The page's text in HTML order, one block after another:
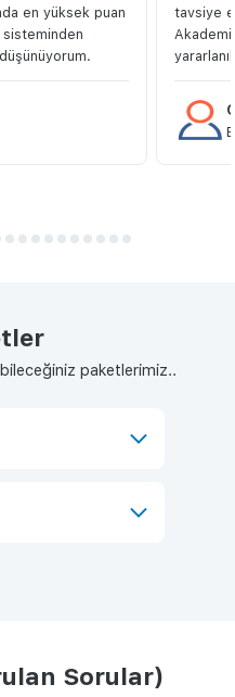
en yüksek puan
sisteminden
tavsiye
paketlerimiz..
Sorular)